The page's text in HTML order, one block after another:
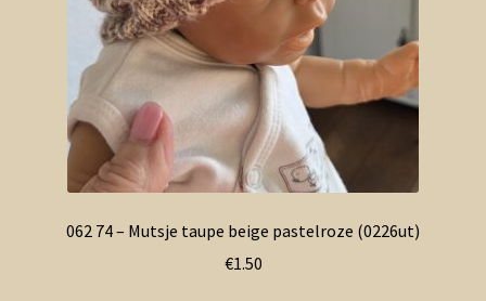
062 74 – Mutsje taupe beige pastelroze (0226ut)
€1.50